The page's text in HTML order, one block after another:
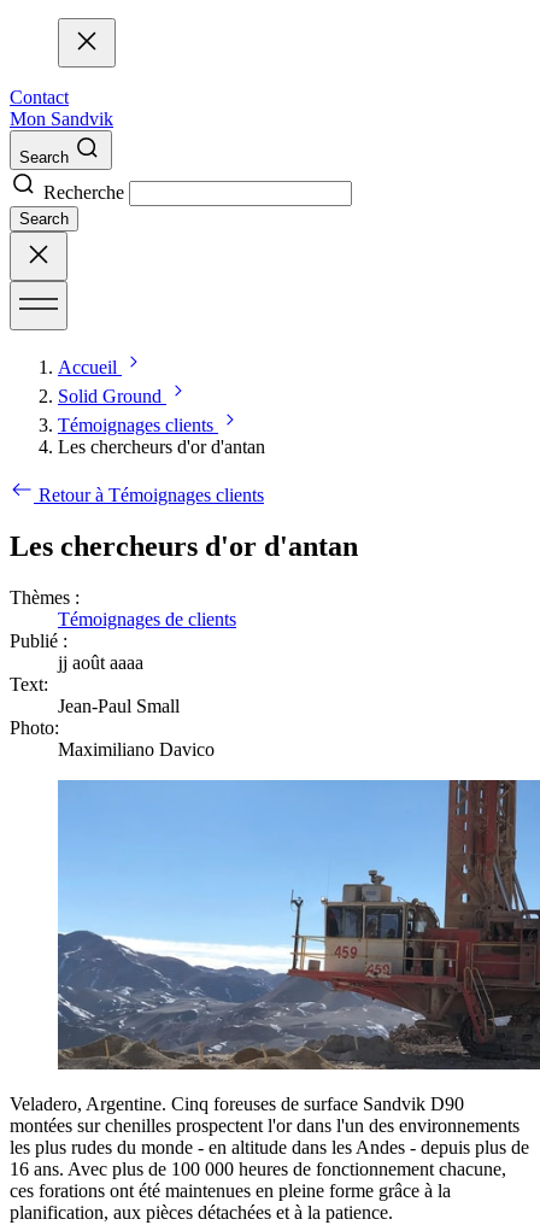
Contact
Mon Sandvik
Search
Recherche
Search
Accueil
Solid Ground
Témoignages clients
Les chercheurs d'or d'antan
Retour à Témoignages clients
Les chercheurs d'or d'antan
Thèmes :
Témoignages de clients
Publié :
jj août aaaa
Text:
Jean-Paul Small
Photo:
Maximiliano Davico
Veladero, Argentine. Cinq foreuses de surface Sandvik D90
montées sur chenilles prospectent l'or dans l'un des environnements
les plus rudes du monde - en altitude dans les Andes - depuis plus de
16 ans. Avec plus de 100 000 heures de fonctionnement chacune,
ces forations ont été maintenues en pleine forme grâce à la
planification, aux pièces détachées et à la patience.